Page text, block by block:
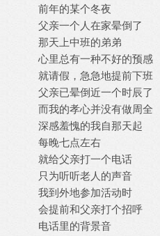
前年的某个冬夜
父亲一个人在家晕倒了
那天上中班的弟弟
心里总有一种不好的预感
就请假，急急地提前下班
父亲已晕倒近一个时辰了
而我的孝心并没有做周全
深感羞愧的我自那天起
每晚七点左右
就给父亲打一个电话
只为听听老人的声音
我到外地参加活动时
会提前和父亲打个招呼
电话里的背景音